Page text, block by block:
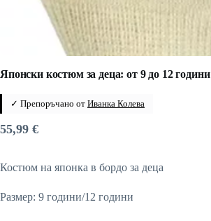
Японски костюм за деца: от 9 до 12 години
✓ Препоръчано от Иванка Колева
55,99 €
Костюм на японка в бордо за деца
Размер: 9 години/12 години